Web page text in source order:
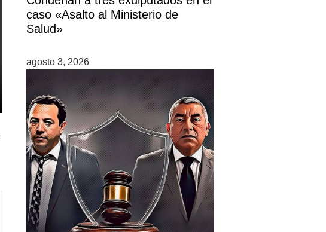
caso «Asalto al Ministerio de
Salud»
agosto 3, 2026